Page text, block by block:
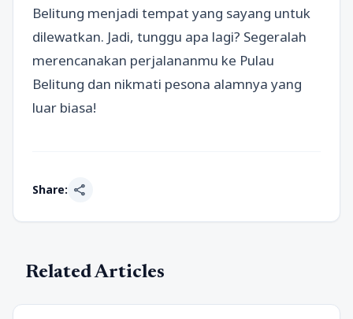
Belitung menjadi tempat yang sayang untuk
dilewatkan. Jadi, tunggu apa lagi? Segeralah
merencanakan perjalananmu ke Pulau
Belitung dan nikmati pesona alamnya yang
luar biasa!
Share: share
Related Articles